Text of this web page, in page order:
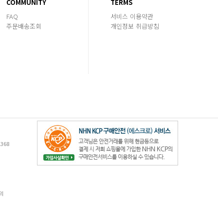
COMMUNITY
FAQ
주문배송조회
TERMS
서비스 이용약관
개인정보 취급방침